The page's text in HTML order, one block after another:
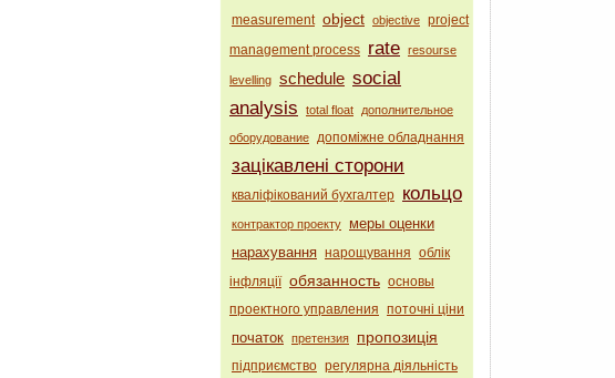
measurement object objective project
management process rate resourse
levelling schedule social
analysis
total float дополнительное
оборудование допоміжне обладнання
зацікавлені сторони
кваліфікований бухгалтер кольцо
контрактор проекту
меры оценки
нарахування нарощування облік
інфляції обязанность основы
проектного управления поточні ціни
початок претензия пропозиція
підприємство регулярна діяльність